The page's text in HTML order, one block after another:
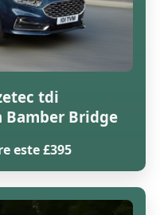
tdi
Bamber Bridge
este £395